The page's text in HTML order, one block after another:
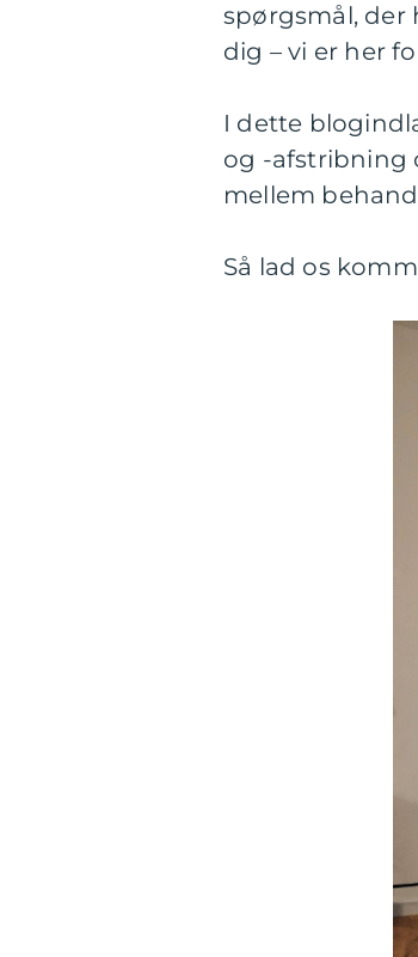
spørgsmål, der
dig – vi er her
I dette
og -afstribning
mellem
Så lad os